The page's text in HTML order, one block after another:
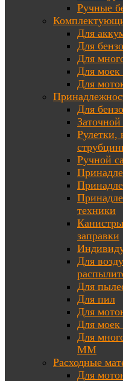
Ручные
Для
Для
Для
Для моек
Для
Для
Рулетки,
Ручной
техники
заправки
Для
Для
Для пил
Для
Для моек
Для
MM
Расходные
Для